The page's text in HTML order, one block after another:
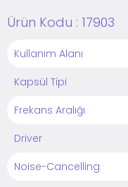
Ürün Kodu : 17903
Kullanım Alanı
Kapsül Tipi
Frekans Aralığı
Driver
Noise-Cancelling